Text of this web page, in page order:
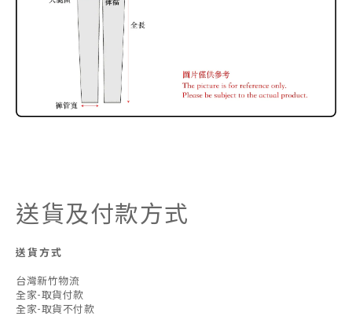
送貨及付款方式
送貨方式
台灣新竹物流
全家-取貨付款
全家-取貨不付款